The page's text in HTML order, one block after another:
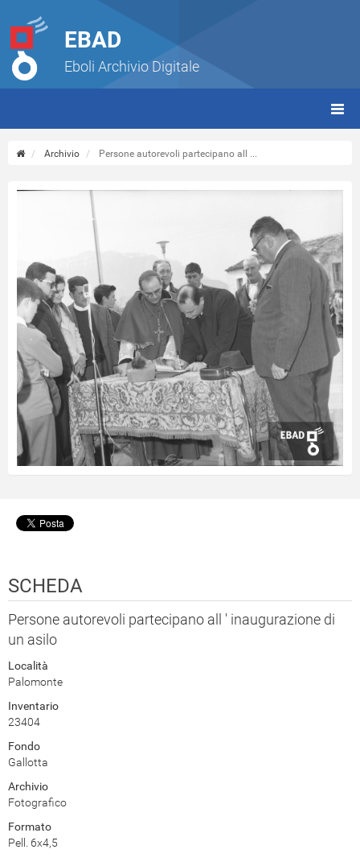
EBAD
Eboli Archivio Digitale
Archivio Persone autorevoli partecipano all ...
SCHEDA
Persone autorevoli partecipano all ' inaugurazione di
un asilo
Località
Palomonte
Inventario
23404
Fondo
Gallotta
Archivio
Fotografico
Formato
Pell. 6x4,5